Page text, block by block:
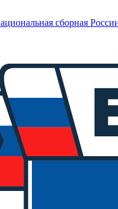
сборная